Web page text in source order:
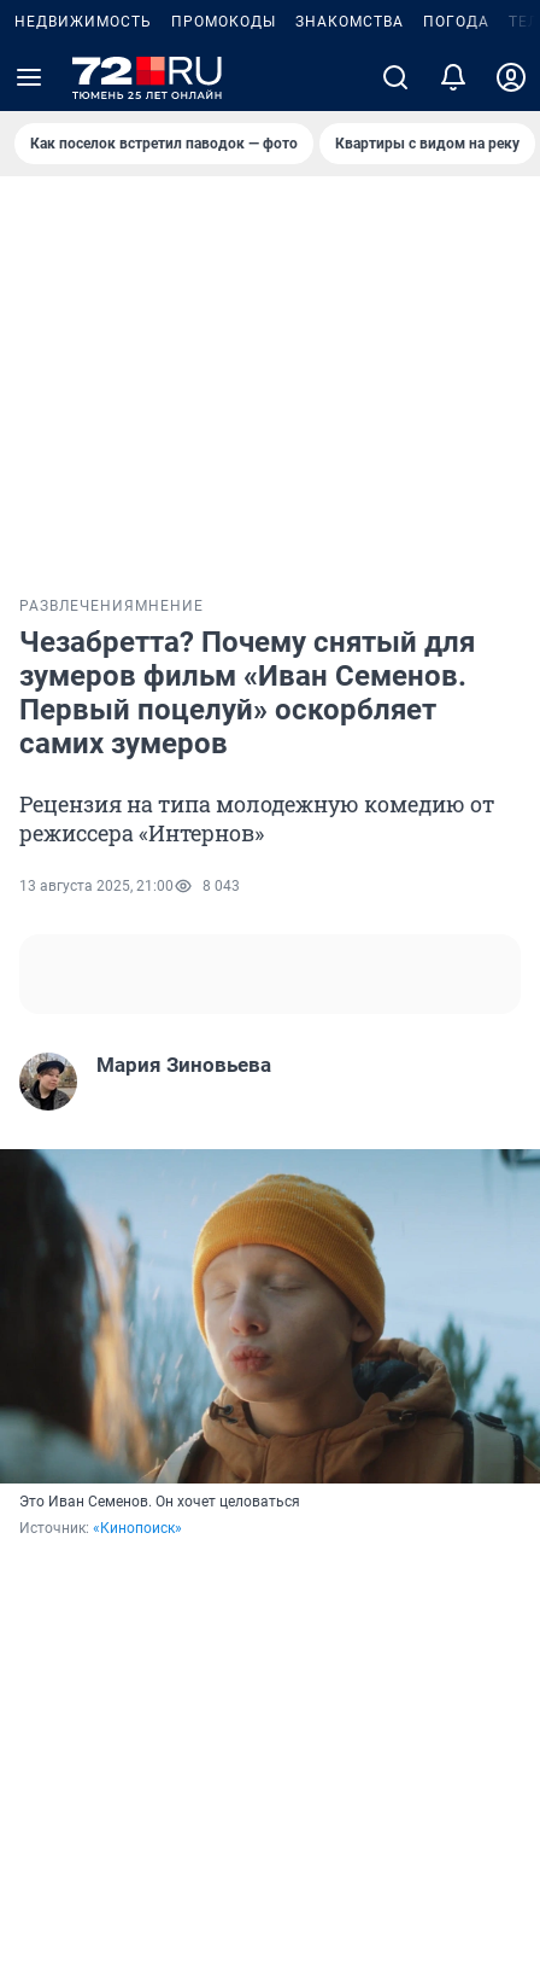
НЕДВИЖИМОСТЬ ПРОМОКОДЫ ЗНАКОМСТВА ПОГОДА
Как поселок встретил паводок — фото Квартиры с видом на реку
РАЗВЛЕЧЕНИЯ МНЕНИЕ
Чезабретта? Почему снятый для
зумеров фильм «Иван Семенов.
Первый поцелуй» оскорбляет
самих зумеров
Рецензия на типа молодежную комедию от
режиссера «Интернов»
13 августа 2025, 21:00 8 043
Мария Зиновьева
Это Иван Семенов. Он хочет целоваться
Источник: «Кинопоиск»